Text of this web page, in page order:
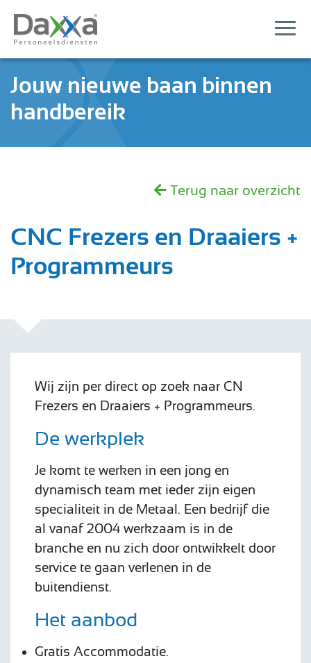
Jouw nieuwe baan binnen
handbereik
CNC Frezers en Draaiers +
Programmeurs
Terug naar overzicht
Wij zijn per direct op zoek naar CN
Frezers en Draaiers + Programmeurs.
De werkplek
Je komt te werken in een jong en
dynamisch team met ieder zijn eigen
specialiteit in de Metaal. Een bedrijf die
al vanaf 2004 werkzaam is in de
branche en nu zich door ontwikkelt door
service te gaan verlenen in de
buitendienst.
Het aanbod
Gratis Accommodatie.